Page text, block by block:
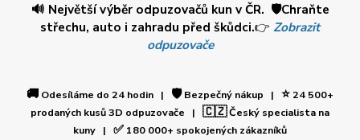
🔊 Největší výběr odpuzovačů kun v ČR. 🛡️Chraňte
střechu, auto i zahradu před škůdci.👉 Zobrazit
odpuzovače
🚚 Odesíláme do 24 hodin | 🛡️Bezpečný nákup | ⭐24 500+
prodaných kusů 3D odpuzovače | 🇨🇿Český specialista na
kuny | ✅ 180 000+ spokojených zákazníků